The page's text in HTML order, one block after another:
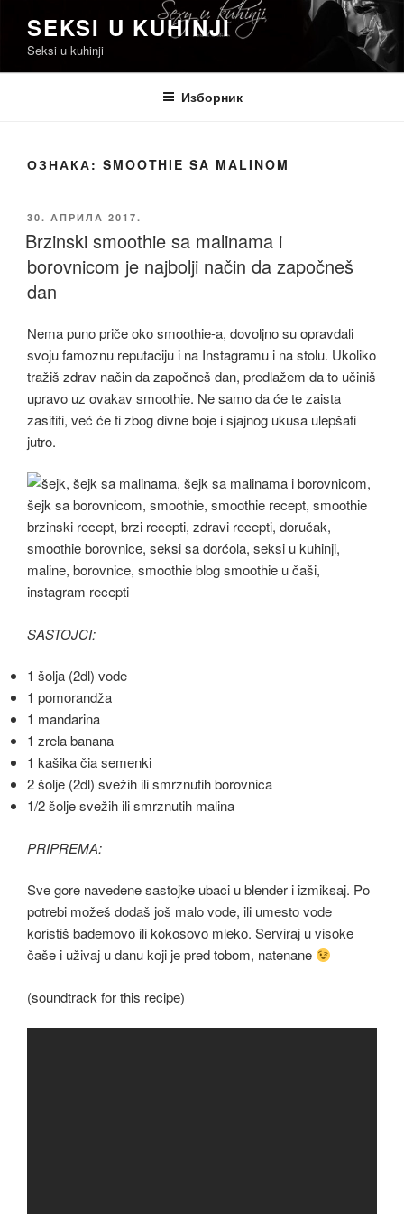
садржај
SEKSI U KUHINJI
Seksi u kuhinji
Изборник
ОЗНАКА: SMOOTHIE SA MALINOM
ОБЈАВЉЕНО
30. АПРИЛА 2017.
Brzinski smoothie sa malinama i
borovnicom je najbolji način da započneš
dan
Nema puno priče oko smoothie-a, dovoljno su opravdali
svoju famoznu reputaciju i na Instagramu i na stolu. Ukoliko
tražiš zdrav način da započneš dan, predlažem da to učiniš
upravo uz ovakav smoothie. Ne samo da će te zaista
zasititi, već će ti zbog divne boje i sjajnog ukusa ulepšati
jutro.
SASTOJCI:
1 šolja (2dl) vode
1 pomorandža
1 mandarina
1 zrela banana
1 kašika čia semenki
2 šolje (2dl) svežih ili smrznutih borovnica
1/2 šolje svežih ili smrznutih malina
PRIPREMA:
Sve gore navedene sastojke ubaci u blender i izmiksaj. Po
potrebi možeš dodaš još malo vode, ili umesto vode
koristiš bademovo ili kokosovo mleko. Serviraj u visoke
čaše i uživaj u danu koji je pred tobom, natenane
(soundtrack for this recipe)